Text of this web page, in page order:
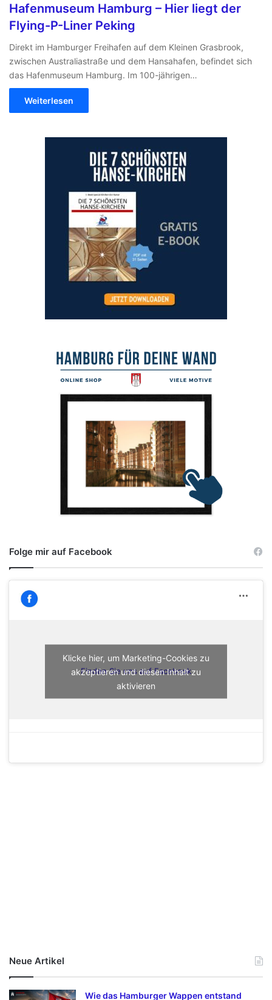
Hafenmuseum Hamburg – Hier liegt der
Flying-P-Liner Peking
Direkt im Hamburger Freihafen auf dem Kleinen Grasbrook,
zwischen Australiastraße und dem Hansahafen, befindet sich
das Hafenmuseum Hamburg. Im 100-jährigen…
Weiterlesen
Folge mir auf Facebook
Finden Sie uns auf Facebook
Klicke hier, um Marketing-Cookies zu
akzeptieren und diesen Inhalt zu
aktivieren
Neue Artikel
Wie das Hamburger Wappen entstand